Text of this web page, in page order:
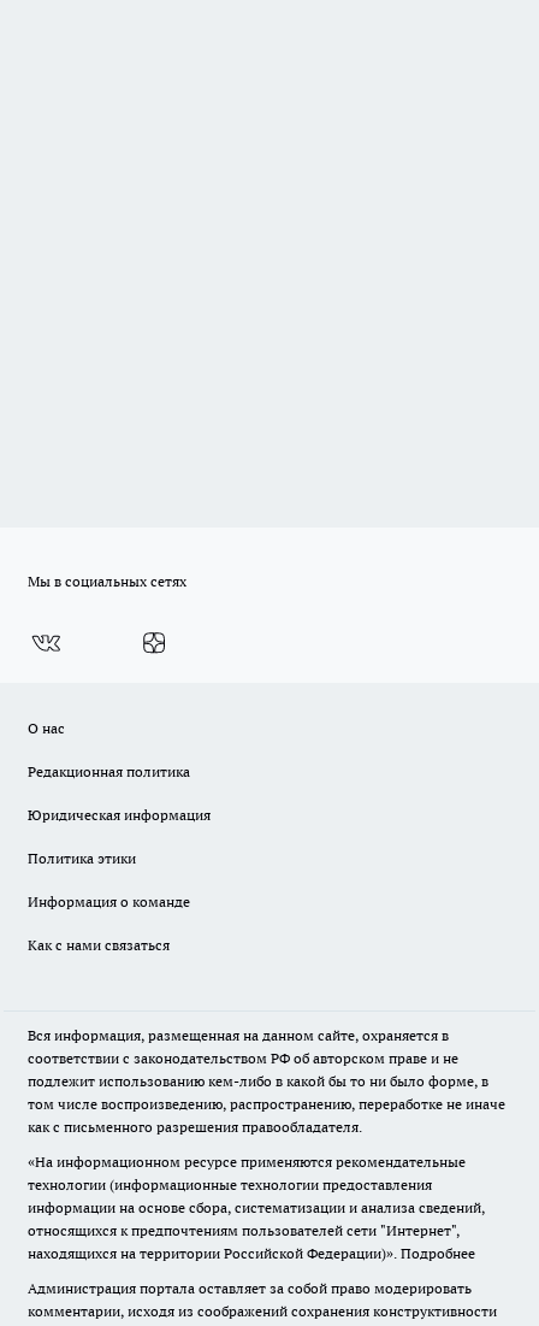
Мы в социальных сетях
О нас
Редакционная политика
Юридическая информация
Политика этики
Информация о команде
Как с нами связаться
Вся информация, размещенная на данном сайте, охраняется в
соответствии с законодательством РФ об авторском праве и не
подлежит использованию кем-либо в какой бы то ни было форме, в
том числе воспроизведению, распространению, переработке не иначе
как с письменного разрешения правообладателя.
«На информационном ресурсе применяются рекомендательные
технологии (информационные технологии предоставления
информации на основе сбора, систематизации и анализа сведений,
относящихся к предпочтениям пользователей сети "Интернет",
находящихся на территории Российской Федерации)». Подробнее
Администрация портала оставляет за собой право модерировать
комментарии, исходя из соображений сохранения конструктивности